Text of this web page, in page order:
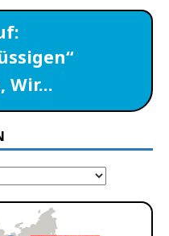
Wir…